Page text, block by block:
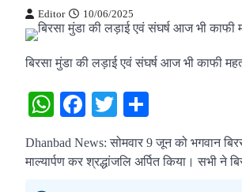
Editor 10/06/2025
बिरसा मुंडा की लड़ाई एवं संघर्ष आज भी काफी
WhatsApp
Facebook
Twitter
Dhanbad News: सोमवार 9 जून को भगवान
माल्यार्पण कर श्रद्धांजलि अर्पित किया। सभी ने